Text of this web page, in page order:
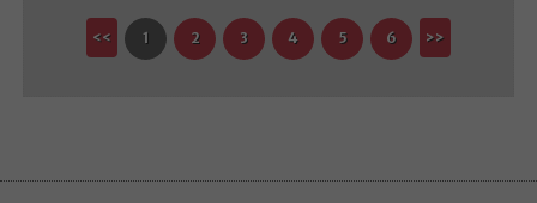
<< 1 2 3 4 5 6 >>